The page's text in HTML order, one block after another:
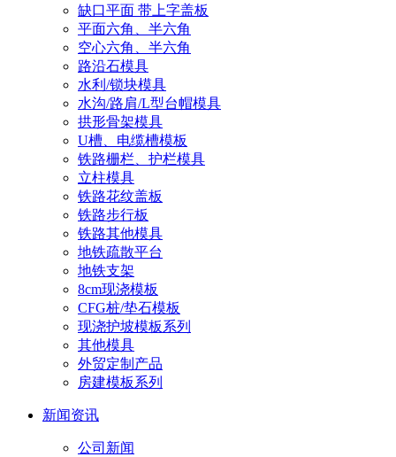
缺口平面 带上字盖板
平面六角、半六角
空心六角、半六角
路沿石模具
水利/锁块模具
水沟/路肩/L型台帽模具
拱形骨架模具
U槽、电缆槽模板
铁路栅栏、护栏模具
立柱模具
铁路花纹盖板
铁路步行板
铁路其他模具
地铁疏散平台
地铁支架
8cm现浇模板
CFG桩/垫石模板
现浇护坡模板系列
其他模具
外贸定制产品
房建模板系列
新闻资讯
公司新闻